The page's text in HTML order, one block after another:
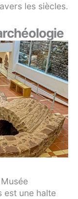
les siècles.
est une halte